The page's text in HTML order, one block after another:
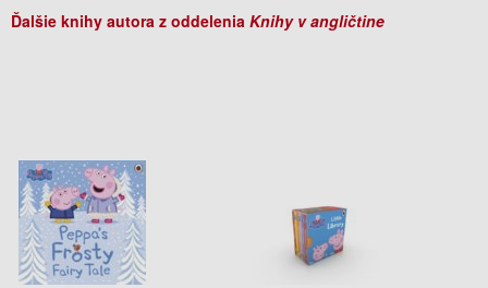
Ďalšie knihy autora z oddelenia Knihy v angličtine